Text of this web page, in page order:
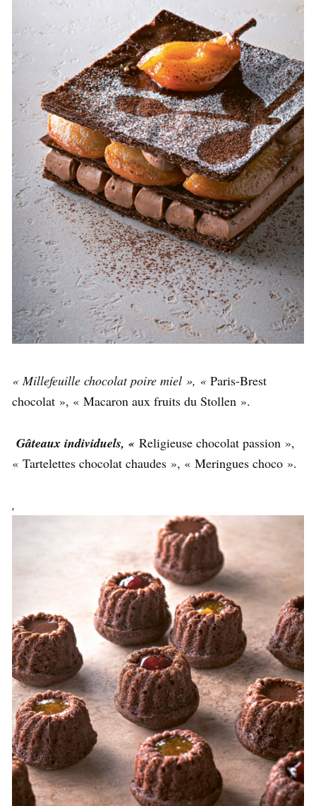
« Millefeuille chocolat poire miel », « Paris-Brest
chocolat », « Macaron aux fruits du Stollen ».
Gâteaux individuels, « Religieuse chocolat passion »,
« Tartelettes chocolat chaudes », « Meringues choco ».
,